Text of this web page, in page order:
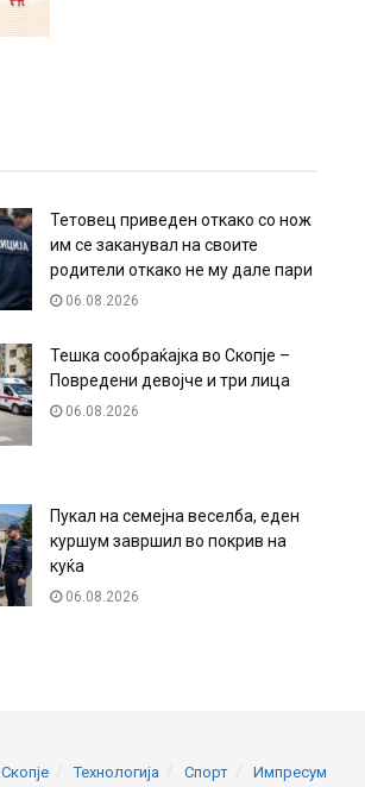
Тетовец приведен откако со нож
им се заканувал на своите
родители откако не му дале пари
06.08.2026
Тешка сообраќајка во Скопје –
Повредени девојче и три лица
06.08.2026
Пукал на семејна веселба, еден
куршум завршил во покрив на
куќа
06.08.2026
Скопје Технологија Спорт Импресум